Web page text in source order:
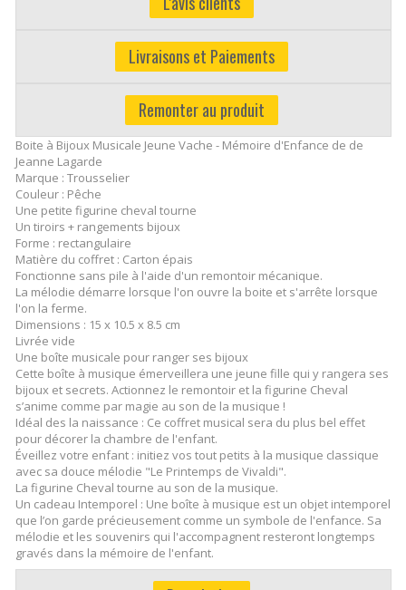
Livraisons et Paiements
Remonter au produit
Boite à Bijoux Musicale Jeune Vache - Mémoire d'Enfance de de
Jeanne Lagarde
Marque : Trousselier
Couleur : Pêche
Une petite figurine cheval tourne
Un tiroirs + rangements bijoux
Forme : rectangulaire
Matière du coffret : Carton épais
Fonctionne sans pile à l'aide d'un remontoir mécanique.
La mélodie démarre lorsque l'on ouvre la boite et s'arrête lorsque
l'on la ferme.
Dimensions : 15 x 10.5 x 8.5 cm
Livrée vide
Une boîte musicale pour ranger ses bijoux
Cette boîte à musique émerveillera une jeune fille qui y rangera ses
bijoux et secrets. Actionnez le remontoir et la figurine Cheval
s’anime comme par magie au son de la musique !
Idéal des la naissance : Ce coffret musical sera du plus bel effet
pour décorer la chambre de l'enfant.
Éveillez votre enfant : initiez vos tout petits à la musique classique
avec sa douce mélodie "Le Printemps de Vivaldi".
La figurine Cheval tourne au son de la musique.
Un cadeau Intemporel : Une boîte à musique est un objet intemporel
que l’on garde précieusement comme un symbole de l'enfance. Sa
mélodie et les souvenirs qui l'accompagnent resteront longtemps
gravés dans la mémoire de l'enfant.